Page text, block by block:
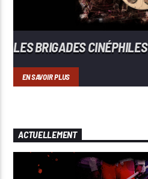
LES BRIGADES CINÉPHILES
EN SAVOIR PLUS
ACTUELLEMENT